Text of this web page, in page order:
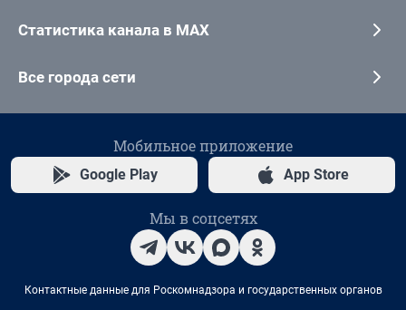
Статистика канала в MAX
Все города сети
Мобильное приложение
Google Play App Store
Мы в соцсетях
Контактные данные для Роскомнадзора и государственных органов